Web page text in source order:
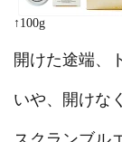
↑100g
開けた途端、
いや、開けな